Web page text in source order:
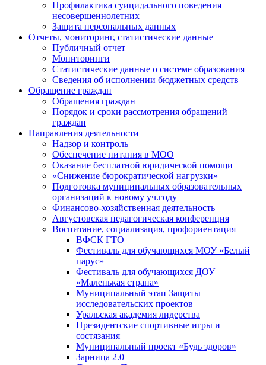
Профилактика суицидального поведения
несовершеннолетних
Защита персональных данных
Отчеты, мониторинг, статистические данные
Публичный отчет
Мониторинги
Статистические данные о системе образования
Сведения об исполнении бюджетных средств
Обращение граждан
Обращения граждан
Порядок и сроки рассмотрения обращений
граждан
Направления деятельности
Надзор и контроль
Обеспечение питания в МОО
Оказание бесплатной юридической помощи
«Снижение бюрократической нагрузки»
Подготовка муниципальных образовательных
организаций к новому уч.году
Финансово-хозяйственная деятельность
Августовская педагогическая конференция
Воспитание, социализация, профориентация
ВФСК ГТО
Фестиваль для обучающихся МОУ «Белый
парус»
Фестиваль для обучающихся ДОУ
«Маленькая страна»
Муниципальный этап Защиты
исследовательских проектов
Уральская академия лидерства
Президентские спортивные игры и
состязания
Муниципальный проект «Будь здоров»
Зарница 2.0